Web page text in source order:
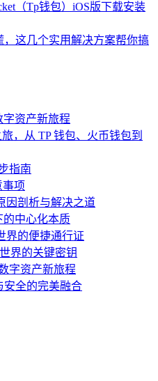
（Tp钱包）iOS版下载安装
这几个实用解决方案帮你搞
字资产新旅程
，从 TP 钱包、火币钱包到
指南
事项
因剖析与解决之道
的中心化本质
界的便捷通行证
界的关键密钥
字资产新旅程
安全的完美融合